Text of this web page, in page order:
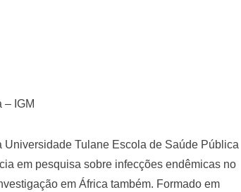
– IGM
Tulane Escola de Saúde Pública
em pesquisa sobre infecções endêmicas no
em África também. Formado em